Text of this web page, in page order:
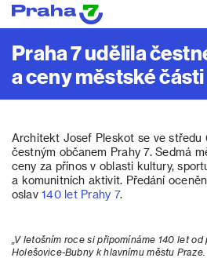
Praha 7 udělila
a ceny městské části
Architekt Josef Pleskot se ve středu
čestným občanem Prahy 7. Sedmá
ceny za přínos v oblasti kultury,
a komunitních aktivit. Předání
oslav140 let Prahy 7.
„V letošním roce si připomínáme 140 let
Holešovice-Bubny k hlavnímu městu